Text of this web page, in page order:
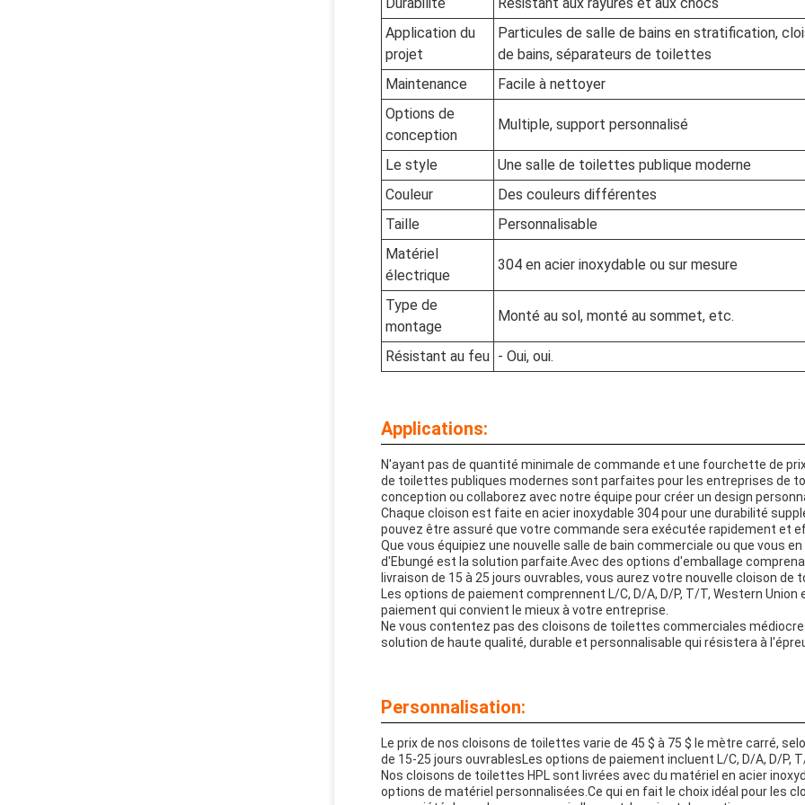
Application du
projet
Particules de salle de bains en stratification,
de bains, séparateurs de toilettes
Maintenance
Facile à nettoyer
Options de
conception
Multiple, support personnalisé
Le style
Une salle de toilettes publique moderne
Couleur
Des couleurs différentes
Taille
Personnalisable
Matériel
électrique
304 en acier inoxydable ou sur mesure
Type de
montage
Monté au sol, monté au sommet, etc.
Résistant au feu - Oui, oui.
Applications:
N'ayant pas de quantité minimale de commande et une fourchette de
de toilettes publiques modernes sont parfaites pour les entreprises de
conception ou collaborez avec notre équipe pour créer un design
Chaque cloison est faite en acier inoxydable 304 pour une durabilité
pouvez être assuré que votre commande sera exécutée rapidement et
Que vous équipiez une nouvelle salle de bain commerciale ou que vous
d'Ebungé est la solution parfaite.Avec des options d'emballage
livraison de 15 à 25 jours ouvrables, vous aurez votre nouvelle cloison
Les options de paiement comprennent L/C, D/A, D/P, T/T, Western
paiement qui convient le mieux à votre entreprise.
Ne vous contentez pas des cloisons de toilettes commerciales
solution de haute qualité, durable et personnalisable qui résistera à
Personnalisation:
Le prix de nos cloisons de toilettes varie de 45 $ à 75 $ le mètre carré,
de 15-25 jours ouvrablesLes options de paiement incluent L/C, D/A, D/P,
Nos cloisons de toilettes HPL sont livrées avec du matériel en acier
options de matériel personnalisées.Ce qui en fait le choix idéal pour les